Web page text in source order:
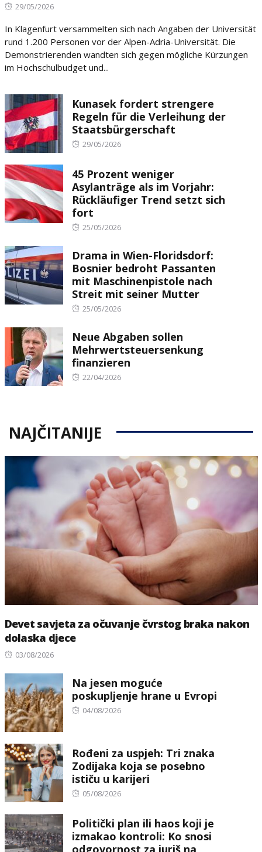
Posted
29/05/2026
In Klagenfurt versammelten sich nach Angaben der Universität
rund 1.200 Personen vor der Alpen-Adria-Universität. Die
Demonstrierenden wandten sich gegen mögliche Kürzungen
im Hochschulbudget und...
Kunasek fordert strengere
Regeln für die Verleihung der
Staatsbürgerschaft
Posted
29/05/2026
45 Prozent weniger
Asylanträge als im Vorjahr:
Rückläufiger Trend setzt sich
fort
Posted
25/05/2026
Drama in Wien-Floridsdorf:
Bosnier bedroht Passanten
mit Maschinenpistole nach
Streit mit seiner Mutter
Posted
25/05/2026
Neue Abgaben sollen
Mehrwertsteuersenkung
finanzieren
Posted
22/04/2026
NAJČITANIJE
Devet savjeta za očuvanje čvrstog braka nakon
dolaska djece
Posted
03/08/2026
Na jesen moguće
poskupljenje hrane u Evropi
Posted
04/08/2026
Rođeni za uspjeh: Tri znaka
Zodijaka koja se posebno
ističu u karijeri
Posted
05/08/2026
Politički plan ili haos koji je
izmakao kontroli: Ko snosi
odgovornost za juriš na